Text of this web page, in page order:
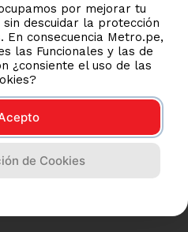
transacciones
por mejorar tu
descuidar la protección
consecuencia Metro.pe,
las Funcionales y las de
¿consiente el uso de las
de Cookies